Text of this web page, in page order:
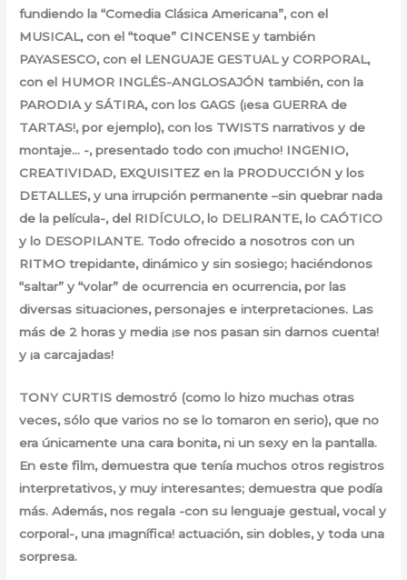
fundiendo la “Comedia Clásica Americana”, con el
MUSICAL, con el “toque” CINCENSE y también
PAYASESCO, con el LENGUAJE GESTUAL y CORPORAL,
con el HUMOR INGLÉS-ANGLOSAJÓN también, con la
PARODIA y SÁTIRA, con los GAGS (¡esa GUERRA de
TARTAS!, por ejemplo), con los TWISTS narrativos y de
montaje… -, presentado todo con ¡mucho! INGENIO,
CREATIVIDAD, EXQUISITEZ en la PRODUCCIÓN y los
DETALLES, y una irrupción permanente –sin quebrar nada
de la película-, del RIDÍCULO, lo DELIRANTE, lo CAÓTICO
y lo DESOPILANTE. Todo ofrecido a nosotros con un
RITMO trepidante, dinámico y sin sosiego; haciéndonos
“saltar” y “volar” de ocurrencia en ocurrencia, por las
diversas situaciones, personajes e interpretaciones. Las
más de 2 horas y media ¡se nos pasan sin darnos cuenta!
y ¡a carcajadas!
TONY CURTIS demostró (como lo hizo muchas otras
veces, sólo que varios no se lo tomaron en serio), que no
era únicamente una cara bonita, ni un sexy en la pantalla.
En este film, demuestra que tenía muchos otros registros
interpretativos, y muy interesantes; demuestra que podía
más. Además, nos regala -con su lenguaje gestual, vocal y
corporal-, una ¡magnífica! actuación, sin dobles, y toda una
sorpresa.